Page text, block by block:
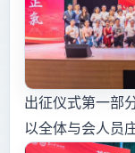
出征仪式第一部
以全体与会人员